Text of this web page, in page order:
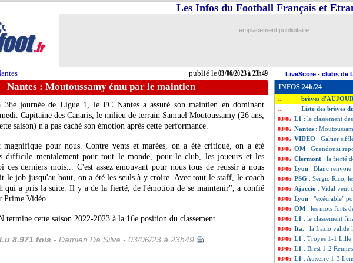
publié le03/06/2023 à 23h49
Les Infos du Football Français et
emplacement publicitaire
LiveScore - clubs de
Nantes : Moutoussamy ému par le maintien
38e journée de Ligue 1, le FC Nantes a assuré son maintien en dominant
Capitaine des Canaris, le milieu de terrain Samuel Moutoussamy (26 ans,
saison) n'a pas caché son émotion après cette performance.
magnifique pour nous. Contre vents et marées, on a été critiqué, on a été
difficile mentalement pour tout le monde, pour le club, les joueurs et les
ces derniers mois... C'est assez émouvant pour nous tous de réussir à nous
le job jusqu'au bout, on a été les seuls à y croire. Avec tout le staff, le coach
qui a pris la suite. Il y a de la fierté, de l'émotion de se maintenir", a confié
Prime Vidéo.
termine cette saison 2022-2023 à la 16e position du classement.
Lu 8.971 fois - Damien Da Silva - 03/06/23 à 23h49
INFOS 24h/24
brèves
Liste des brèves
03/06 L1 : le classement
03/06 Nantes :
03/06 VIDEO : Galtier
03/06 OM : Guendouzi
03/06 Clermont : la fierté
03/06 Lyon : Blanc renvoie
03/06 PSG : Sergio Rico,
03/06 Ajaccio : Vidal veut
03/06 Lyon : "exécrable"
03/06 OM : les mots forts
03/06 L1 : le classement
03/06 Ita. : la Lazio valide
03/06 L1 : Troyes 1-1
03/06 L1 : Brest 1-2
03/06 L1 : Auxerre 1-3